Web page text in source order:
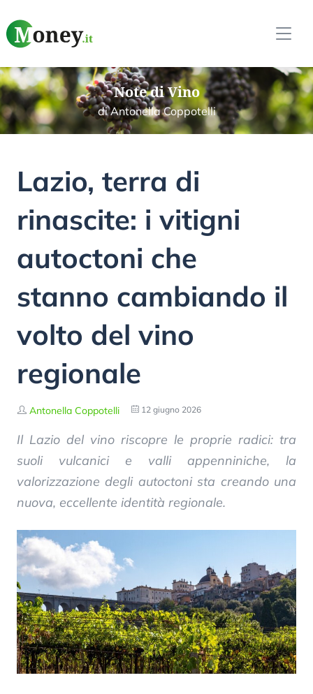
Note di Vino
di Antonella Coppotelli
Lazio, terra di
rinascite: i vitigni
autoctoni che
stanno cambiando il
volto del vino
regionale
Antonella Coppotelli 12 giugno 2026
Il Lazio del vino riscopre le proprie radici: tra
suoli vulcanici e valli appenniniche, la
valorizzazione degli autoctoni sta creando una
nuova, eccellente identità regionale.